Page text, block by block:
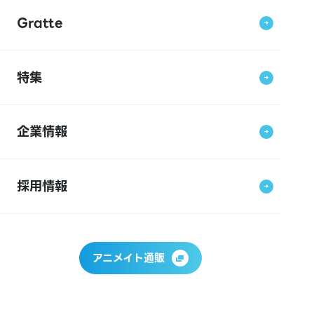
Gratte
特集
企業情報
採用情報
アニメイト通販